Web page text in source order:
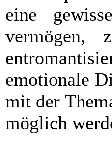
eine
vermögen,
emotionale
mit der
möglich